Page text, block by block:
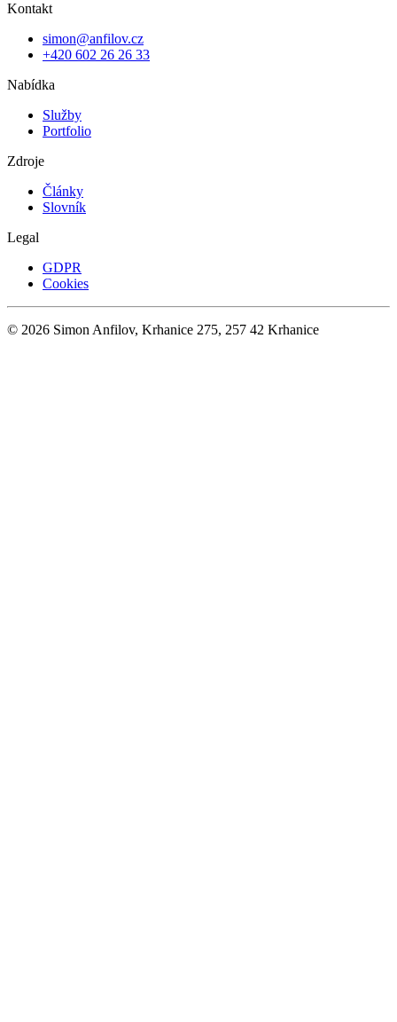
Kontakt
simon@anfilov.cz
+420 602 26 26 33
Nabídka
Služby
Portfolio
Zdroje
Články
Slovník
Legal
GDPR
Cookies
© 2026 Simon Anfilov, Krhanice 275, 257 42 Krhanice